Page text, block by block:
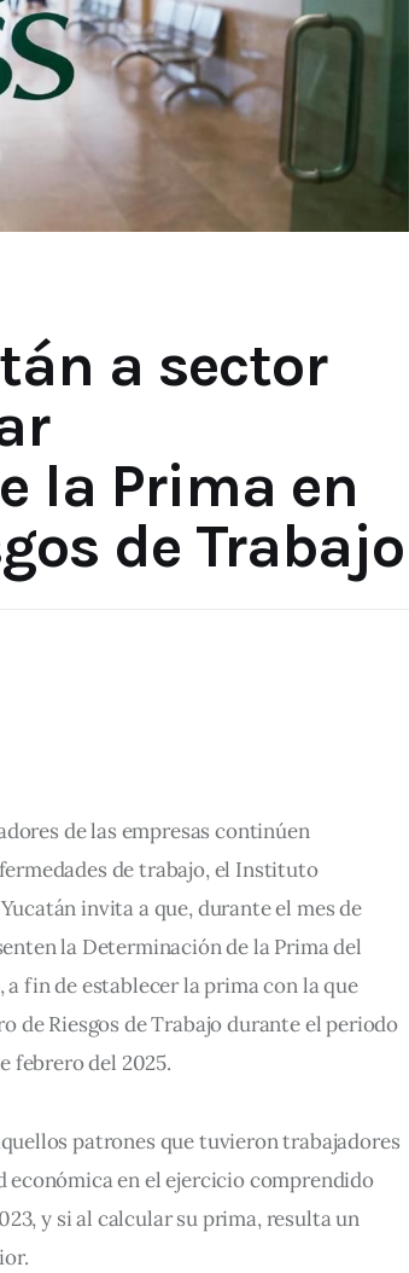
a sector
la Prima en
de Trabajo
de las empresas continúen
de trabajo, el Instituto
invita a que, durante el mes de
la Determinación de la Prima del
a fin de establecer la prima con la que
de Riesgos de Trabajo durante el periodo
febrero del 2025.
patrones que tuvieron trabajadores
económica en el ejercicio comprendido
y si al calcular su prima, resulta un